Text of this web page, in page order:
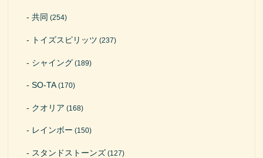
共同 (254)
トイズスピリッツ (237)
シャイング (189)
SO-TA(170)
クオリア (168)
レインボー (150)
スタンドストーンズ (127)